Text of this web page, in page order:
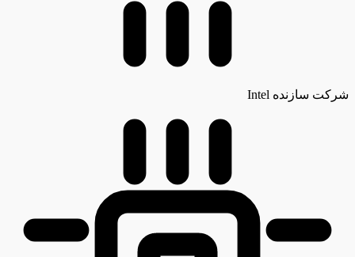
شرکت سازنده Intel